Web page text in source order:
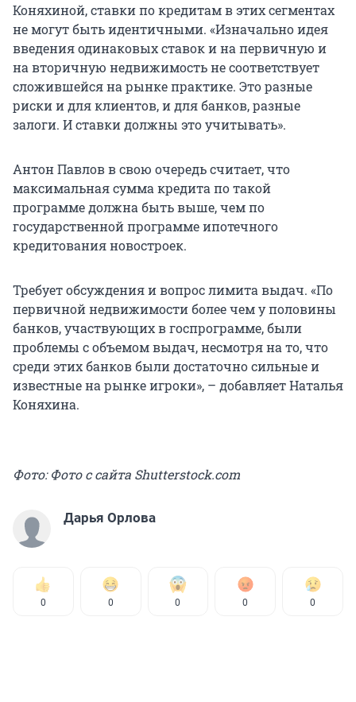
Коняхиной, ставки по кредитам в этих сегментах
не могут быть идентичными. «Изначально идея
введения одинаковых ставок и на первичную и
на вторичную недвижимость не соответствует
сложившейся на рынке практике. Это разные
риски и для клиентов, и для банков, разные
залоги. И ставки должны это учитывать».
Антон Павлов в свою очередь считает, что
максимальная сумма кредита по такой
программе должна быть выше, чем по
государственной программе ипотечного
кредитования новостроек.
Требует обсуждения и вопрос лимита выдач. «По
первичной недвижимости более чем у половины
банков, участвующих в госпрограмме, были
проблемы с объемом выдач, несмотря на то, что
среди этих банков были достаточно сильные и
известные на рынке игроки», – добавляет Наталья
Коняхина.
Фото: Фото с сайта Shutterstock.com
Дарья Орлова
0 0 0 0 0